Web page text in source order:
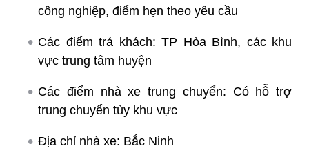
công nghiệp, điểm hẹn theo yêu cầu
Các điểm trả khách: TP Hòa Bình, các khu
vực trung tâm huyện
Các điểm nhà xe trung chuyển: Có hỗ trợ
trung chuyển tùy khu vực
Địa chỉ nhà xe: Bắc Ninh